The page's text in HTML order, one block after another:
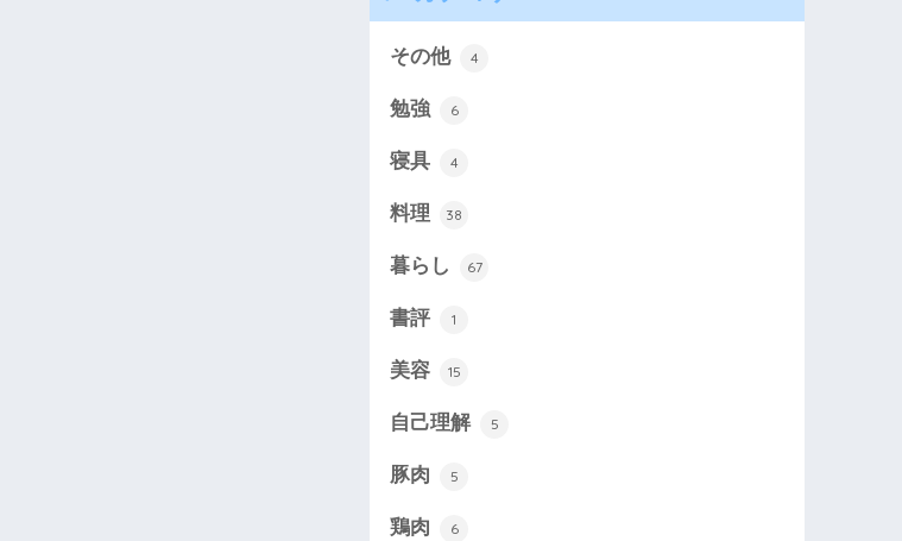
その他 4
勉強 6
寝具 4
料理 38
暮らし 67
書評 1
美容 15
自己理解 5
豚肉 5
鶏肉 6